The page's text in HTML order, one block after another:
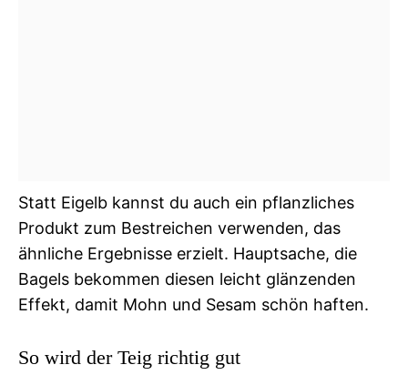
Statt Eigelb kannst du auch ein pflanzliches
Produkt zum Bestreichen verwenden, das
ähnliche Ergebnisse erzielt. Hauptsache, die
Bagels bekommen diesen leicht glänzenden
Effekt, damit Mohn und Sesam schön haften.
So wird der Teig richtig gut